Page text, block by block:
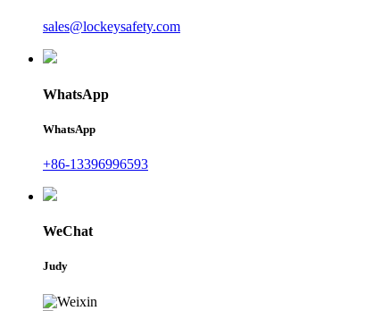
sales@lockeysafety.com
WhatsApp
WhatsApp
+86-13396996593
WeChat
Judy